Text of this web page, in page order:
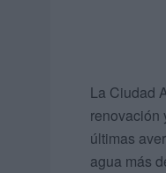
La Ciudad
renovación
últimas
agua más